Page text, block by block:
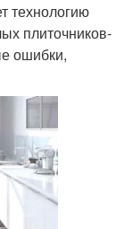
технологию
плиточников-
ошибки,